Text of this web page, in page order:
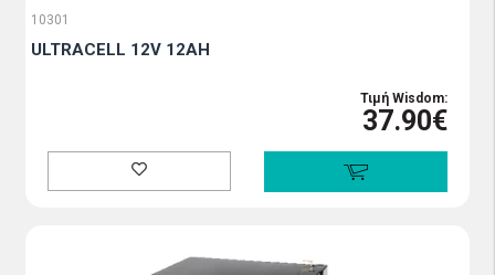
10301
ULTRACELL 12V 12AH
Τιμή Wisdom:
37.90€